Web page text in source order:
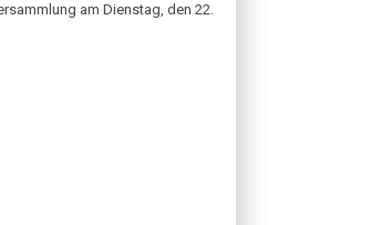
am Dienstag, den 22.